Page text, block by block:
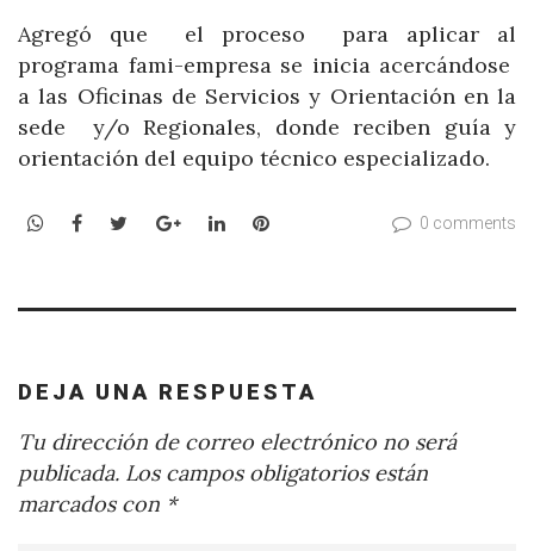
Agregó que el proceso para aplicar al
programa fami-empresa se inicia acercándose
a las Oficinas de Servicios y Orientación en la
sede y/o Regionales, donde reciben guía y
orientación del equipo técnico especializado.
WhatsApp
Facebook
TwitterGoogle+LinkedInPinterest 0 comments
DEJA UNA RESPUESTA
Tu dirección de correo electrónico no será
publicada. Los campos obligatorios están
marcados con *